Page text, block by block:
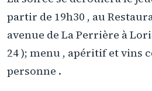
partir de 19h30 , au
avenue de La Perrière à
24 ); menu , apéritif et vins
personne .